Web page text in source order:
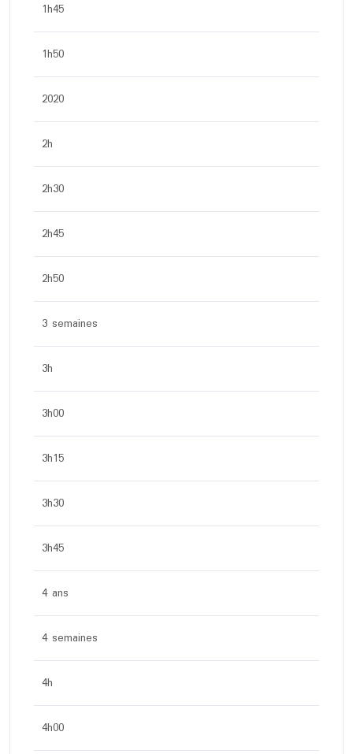
1h45
1h50
2020
2h
2h30
2h45
2h50
3 semaines
3h
3h00
3h15
3h30
3h45
4 ans
4 semaines
4h
4h00